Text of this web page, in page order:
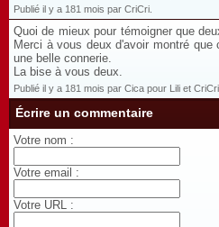
Publié il y a 181 mois par CriCri.
Quoi de mieux pour témoigner que
Merci à vous deux d'avoir montré
une belle connerie.
La bise à vous deux.
Publié il y a 181 mois par Cica pour Lili et CriCri.
Écrire un commentaire
Votre nom :
Votre email :
Votre URL :